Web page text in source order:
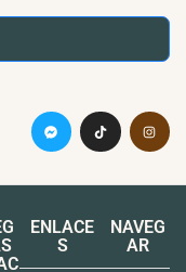
ENLACE
S
NAVEG
AR